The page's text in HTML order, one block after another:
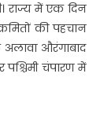
राज्य में एक दिन
की पहचान
औरंगाबाद
चंपारण में